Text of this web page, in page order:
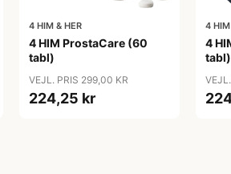
4 HIM & HER
4 HIM ProstaCare (60
tabl)
VEJL. PRIS 299,00 KR
224,25 kr
4
4
tabl)